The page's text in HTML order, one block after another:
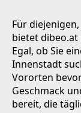
Für
bietet dibeo.at
Egal, ob Sie
Innenstadt
Vororten
Geschmack
bereit, die